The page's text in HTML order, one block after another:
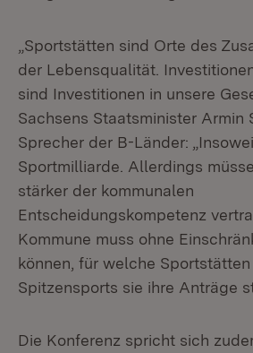
„Sportstätten sind Orte des
der Lebensqualität.
sind Investitionen in unsere
Sachsens Staatsminister Armin
Sprecher der B-Länder:
Sportmilliarde. Allerdings
stärker der kommunalen
Entscheidungskompetenz
Kommune muss ohne
können, für welche
Spitzensports sie ihre Anträge
Die Konferenz spricht sich